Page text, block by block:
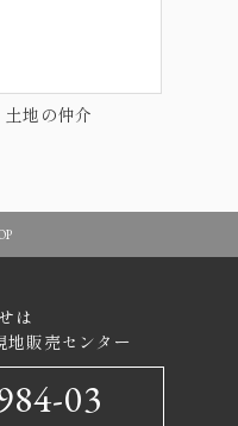
地の仲介
は
地販売センター
03